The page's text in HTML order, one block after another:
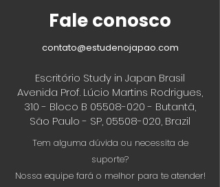
Fale conosco
contato@estudenojapao.com
Escritório Study in Japan Brasil
Avenida Prof. Lúcio Martins Rodrigues,
310 - Bloco B 05508-020- Butantã,
São Paulo - SP, 05508-020, Brazil
Tem alguma dúvida ou necessita de
suporte?
Nossa equipe fará o melhor para te atender!